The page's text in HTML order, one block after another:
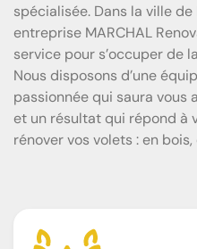
spécialisée. Dans la ville
entreprise MARCHAL
service pour s’occuper de
Nous disposons d’une
passionnée qui saura vous
et un résultat qui répond à
rénover vos volets : en